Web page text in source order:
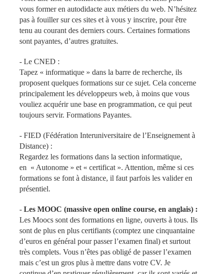
vous former en autodidacte aux métiers du web. N’hésitez
pas à fouiller sur ces sites et à vous y inscrire, pour être
tenu au courant des derniers cours. Certaines formations
sont payantes, d’autres gratuites.
- Le CNED :
Tapez « informatique » dans la barre de recherche, ils
proposent quelques formations sur ce sujet. Cela concerne
principalement les développeurs web, à moins que vous
vouliez acquérir une base en programmation, ce qui peut
toujours servir. Formations Payantes.
- FIED (Fédération Interuniversitaire de l’Enseignement à
Distance) :
Regardez les formations dans la section informatique,
en « Autonome » et « certificat ». Attention, même si ces
formations se font à distance, il faut parfois les valider en
présentiel.
- Les MOOC (massive open online course, en anglais) :
Les Moocs sont des formations en ligne, ouverts à tous. Ils
sont de plus en plus certifiants (comptez une cinquantaine
d’euros en général pour passer l’examen final) et surtout
très complets. Vous n’êtes pas obligé de passer l’examen
mais c’est un gros plus à mettre dans votre CV. Je